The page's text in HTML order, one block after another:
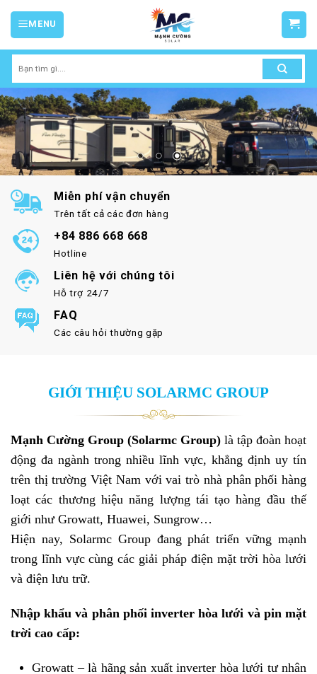
Skip
kiếm:
MENU
Miễn phí vận chuyển
Trên tất cả các đơn hàng
+84 886 668 668
Hotline
Liên hệ với chúng tôi
Hỗ trợ 24/7
FAQ
Các câu hỏi thường gặp
GIỚI THIỆU SOLARMC GROUP
Mạnh Cường Group (Solarmc Group) là tập đoàn hoạt
động đa ngành trong nhiều lĩnh vực, khẳng định uy tín
trên thị trường Việt Nam với vai trò nhà phân phối hàng
loạt các thương hiệu năng lượng tái tạo hàng đầu thế
giới như Growatt, Huawei, Sungrow…
Hiện nay, Solarmc Group đang phát triển vững mạnh
trong lĩnh vực cùng các giải pháp điện mặt trời hòa lưới
và điện lưu trữ.
Nhập khẩu và phân phối inverter hòa lưới và pin mặt
trời cao cấp:
Growatt – là hãng sản xuất inverter hòa lưới tư nhân